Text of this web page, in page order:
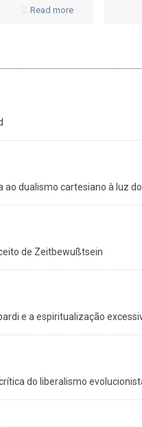
Read more
dualismo cartesiano à luz
de Zeitbewußtsein
e a espiritualização
do liberalismo